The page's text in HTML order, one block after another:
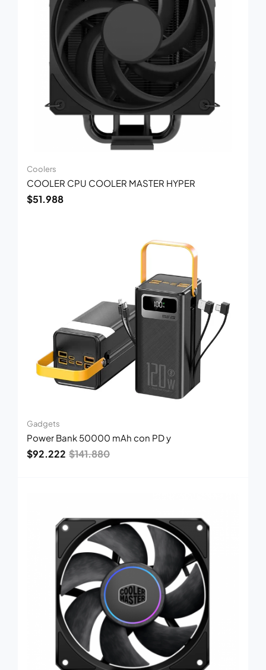
Coolers
COOLER CPU COOLER MASTER HYPER
$51.988
Gadgets
Power Bank 50000 mAh con PD y
$141.880
$92.222